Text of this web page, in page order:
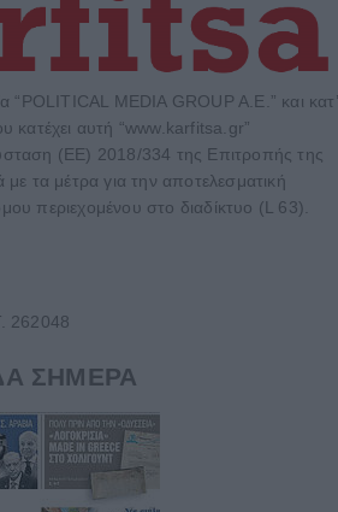
“POLITICAL MEDIA GROUP A.E.” και κατ’
κατέχει αυτή “www.karfitsa.gr”
(ΕΕ) 2018/334 της Επιτροπής της
τα μέτρα για την αποτελεσματική
περιεχομένου στο διαδίκτυο (L 63).
262048
ΣΗΜΕΡΑ